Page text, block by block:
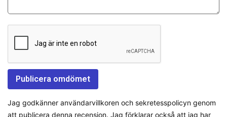
Jag godkänner användarvillkoren och sekretesspolicyn genom
att publicera denna recension. Jag förklarar också att jag har